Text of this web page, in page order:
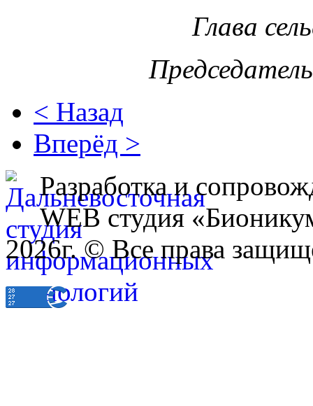
Глава
< Назад
Вперёд >
Разработка и
WEB студия
2026г. © Все права